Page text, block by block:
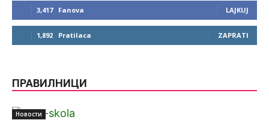
3,417 Fanova LAJKUJ
1,892 Pratilaca ZAPRATI
ПРАВИЛНИЦИ
Новости